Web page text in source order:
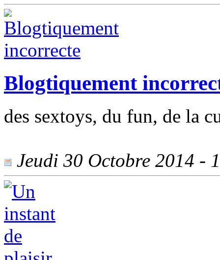
Blogtiquement
des sextoys, du fun, de la
Jeudi 30 Octobre 2014 -